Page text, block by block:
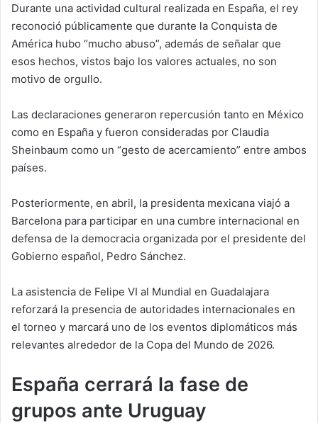
Durante una actividad cultural realizada en España, el rey
reconoció públicamente que durante la Conquista de
América hubo “mucho abuso”, además de señalar que
esos hechos, vistos bajo los valores actuales, no son
motivo de orgullo.
Las declaraciones generaron repercusión tanto en México
como en España y fueron consideradas por Claudia
Sheinbaum como un “gesto de acercamiento” entre ambos
países.
Posteriormente, en abril, la presidenta mexicana viajó a
Barcelona para participar en una cumbre internacional en
defensa de la democracia organizada por el presidente del
Gobierno español, Pedro Sánchez.
La asistencia de Felipe VI al Mundial en Guadalajara
reforzará la presencia de autoridades internacionales en
el torneo y marcará uno de los eventos diplomáticos más
relevantes alrededor de la Copa del Mundo de 2026.
España cerrará la fase de
grupos ante Uruguay